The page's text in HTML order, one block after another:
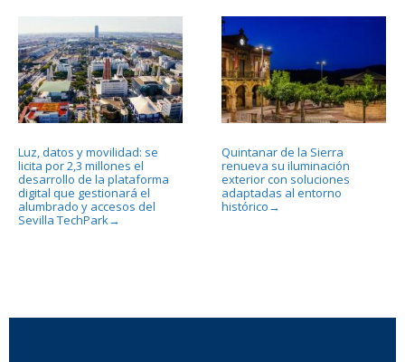
Luz, datos y movilidad: se
licita por 2,3 millones el
desarrollo de la plataforma
digital que gestionará el
alumbrado y accesos del
Sevilla TechPark→
Quintanar de la Sierra
renueva su iluminación
exterior con soluciones
adaptadas al entorno
histórico →